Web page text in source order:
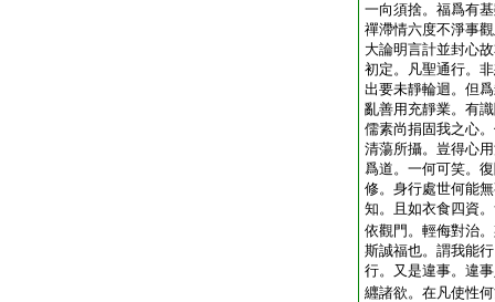
一向須捨。福爲有
禪滯情六度不淨事
大論明言計並封心
初定。凡聖通行。
出要未靜輪迴。但
亂善用充靜業。有
儒素尚捐固我之心
清蕩所攝。豈得心
爲道。一何可笑。
修。身行處世何能
知。且如衣食四資
依觀門。輕侮對治
斯誠福也。謂我能
行。又是違事。違
纒諸欲。在凡使性